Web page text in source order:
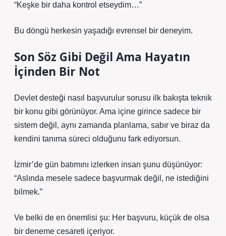
“Keşke bir daha kontrol etseydim…”
Bu döngü herkesin yaşadığı evrensel bir deneyim.
Son Söz Gibi Değil Ama Hayatın
İçinden Bir Not
Devlet desteği nasıl başvurulur sorusu ilk bakışta teknik
bir konu gibi görünüyor. Ama içine girince sadece bir
sistem değil, aynı zamanda planlama, sabır ve biraz da
kendini tanıma süreci olduğunu fark ediyorsun.
İzmir’de gün batımını izlerken insan şunu düşünüyor:
“Aslında mesele sadece başvurmak değil, ne istediğini
bilmek.”
Ve belki de en önemlisi şu: Her başvuru, küçük de olsa
bir deneme cesareti içeriyor.